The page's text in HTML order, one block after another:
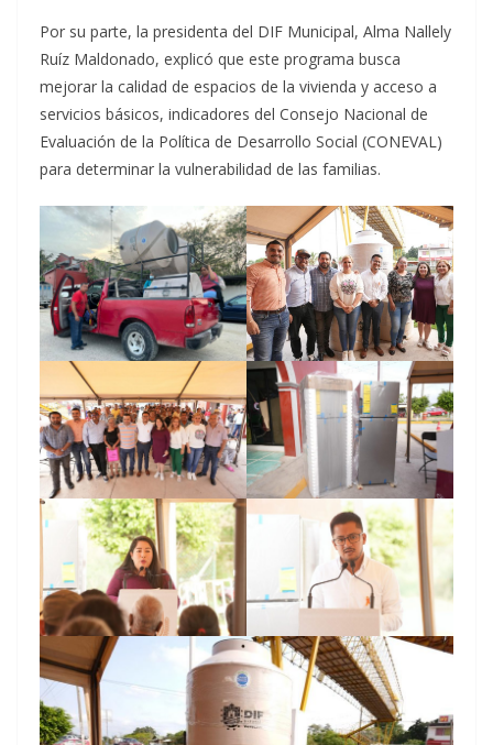
Por su parte, la presidenta del DIF Municipal, Alma Nallely
Ruíz Maldonado, explicó que este programa busca
mejorar la calidad de espacios de la vivienda y acceso a
servicios básicos, indicadores del Consejo Nacional de
Evaluación de la Política de Desarrollo Social (CONEVAL)
para determinar la vulnerabilidad de las familias.